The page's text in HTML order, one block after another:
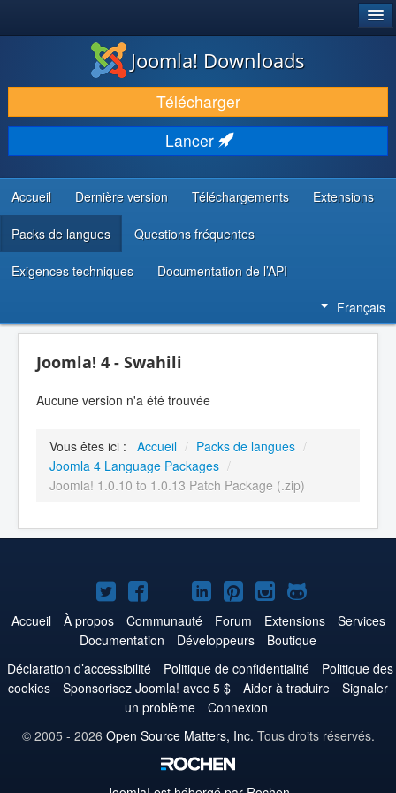
TÉLÉCHARGER & ÉTENDRE
DÉCOUVRIR & APPRENDRE
COMMUNAUTÉ & SUPPORT
RESSOURCES DÉVELOPPEURS
Joomla! Downloads
Télécharger
Lancer
Accueil Dernière version Téléchargements Extensions
Packs de langues Questions fréquentes
Exigences techniques Documentation de l’API
Français
Joomla! 4 - Swahili
Aucune version n'a été trouvée
Vous êtes ici : Accueil / Packs de langues /
Joomla 4 Language Packages /
Joomla! 1.0.10 to 1.0.13 Patch Package (.zip)
Joomla!
sur
Twitter
Joomla!
sur
Facebook
Joomla!
sur
YouTube
Joomla!
sur
LinkedIn
Joomla!
sur
Pinterest
Joomla!
sur
Instagram
Joomla!
sur
GitHub
Accueil À propos Communauté Forum Extensions
Services
Documentation
Développeurs
Boutique
Déclaration d’accessibilité
Politique de confidentialité
Politique des
cookies
Sponsorisez Joomla! avec 5 $ Aider à traduire
Signaler
un problème
Connexion
© 2005 - 2026 Open Source Matters, Inc. Tous droits réservés.